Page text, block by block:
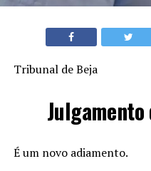
Tribunal de Beja
Julgamento
É um novo adiamento.